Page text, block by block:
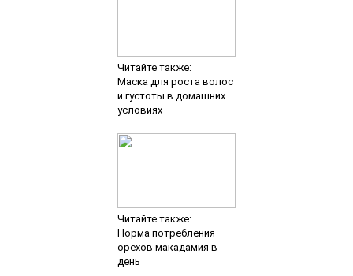
Читайте также:
Маска для роста волос
и густоты в домашних
условиях
Читайте также:
Норма потребления
орехов макадамия в
день